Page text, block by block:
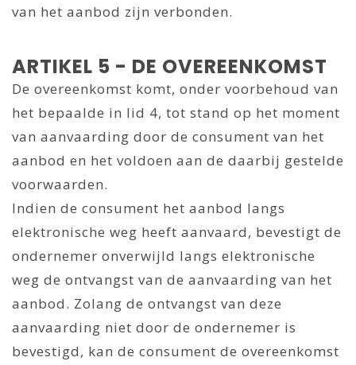
van het aanbod zijn verbonden.
ARTIKEL 5 - DE OVEREENKOMST
De overeenkomst komt, onder voorbehoud van
het bepaalde in lid 4, tot stand op het moment
van aanvaarding door de consument van het
aanbod en het voldoen aan de daarbij gestelde
voorwaarden.
Indien de consument het aanbod langs
elektronische weg heeft aanvaard, bevestigt de
ondernemer onverwijld langs elektronische
weg de ontvangst van de aanvaarding van het
aanbod. Zolang de ontvangst van deze
aanvaarding niet door de ondernemer is
bevestigd, kan de consument de overeenkomst